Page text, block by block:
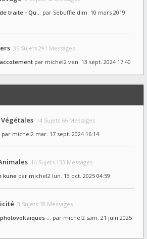
traite - Qu… par Sebuffle dim. 10 mars 2019
35 Sujets 291 Messages
par michel2 ven. 13 sept. 2024 17:40
14 Sujets 66 Messages
par michel2 mar. 17 sept. 2024 16:14
14 Sujets 133 Messages
kune par michel2 lun. 13 oct. 2025 04:59
3 Sujets 18 Messages
… par michel2 sam. 21 juin 2025